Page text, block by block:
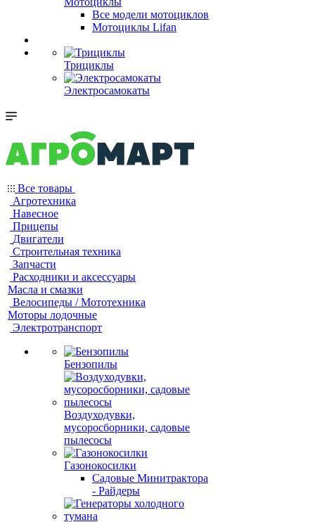
Все модели мотоциклов
Мотоциклы Lifan
Трициклы
Электросамокаты
Все товары
Агротехника
Навесное
Прицепы
Двигатели
Строительная техника
Запчасти
Расходники и аксессуары
Масла и смазки
Велосипеды / Мототехника
Моторы лодочные
Электротранспорт
Бензопилы
Воздуходувки,
мусоросборники, cадовые
пылесосы
Газонокосилки
Садовые Минитрактора
- Райдеры